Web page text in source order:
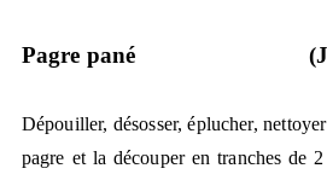
Pagre pané
Dépouiller, désosser, éplucher,
pagre et la découper en tranches de